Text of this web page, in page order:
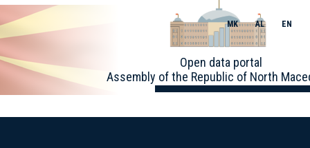
Open data portal
Assembly of the Republic of North
MK AL EN